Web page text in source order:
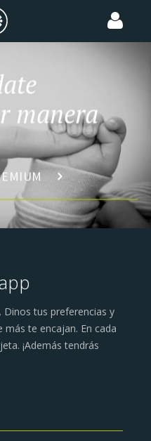
manera
tus preferencias y
te encajan. En cada
¡Además tendrás